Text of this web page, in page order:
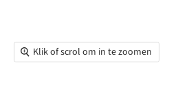
Klik of scrol om in te zoomen